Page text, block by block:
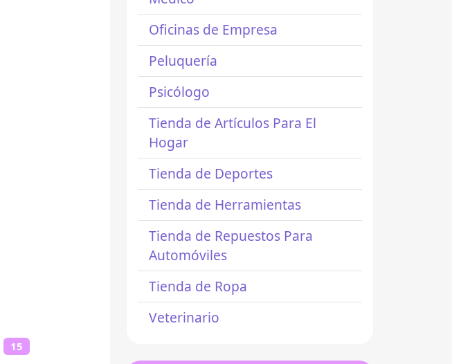
15
Oficinas de Empresa
Peluquería
Psicólogo
Tienda de Artículos Para El
Hogar
Tienda de Deportes
Tienda de Herramientas
Tienda de Repuestos Para
Automóviles
Tienda de Ropa
Veterinario